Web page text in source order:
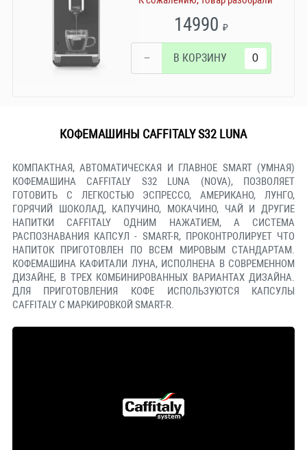
14990₽
− В КОРЗИНУ
КОФЕМАШИНЫ CAFFITALY S32 LUNA
КОМПАКТНАЯ, АВТОМАТИЧЕСКАЯ И ГЛАВНОЕ SMART (УМНАЯ)
КОФЕМАШИНА CAFFITALY S32 LUNA (NOVA), ПОЗВОЛЯЕТ
ГОТОВИТЬ С ЛЕГКОСТЬЮ ЭСПРЕССО, АМЕРИКАНО, ЛУНГО,
ГОРЯЧИЙ ШОКОЛАД, КАПУЧИНО, МОКАЧИНО, ЧАЙ И ДРУГИЕ
НАПИТКИ CAFFITALY ОДНИМ НАЖАТИЕМ, А СИСТЕМА
РАСПОЗНАВАНИЯ КАПСУЛ - SMART-R, ПРОКОНТРОЛИРУЕТ ЧТО
НАПИТОК ПРИГОТОВЛЕН ПО ВСЕМ МИРОВЫМ СТАНДАРТАМ.
КОФЕМАШИНА КАФИТАЛИ ЛУНА, ИСПОЛНЕНА В СОВРЕМЕННОМ
ДИЗАЙНЕ, В ТРЕХ КОМБИНИРОВАННЫХ ВАРИАНТАХ ДИЗАЙНА.
ДЛЯ ПРИГОТОВЛЕНИЯ КОФЕ ИСПОЛЬЗУЮТСЯ КАПСУЛЫ
CAFFITALY С МАРКИРОВКОЙ SMART-R.